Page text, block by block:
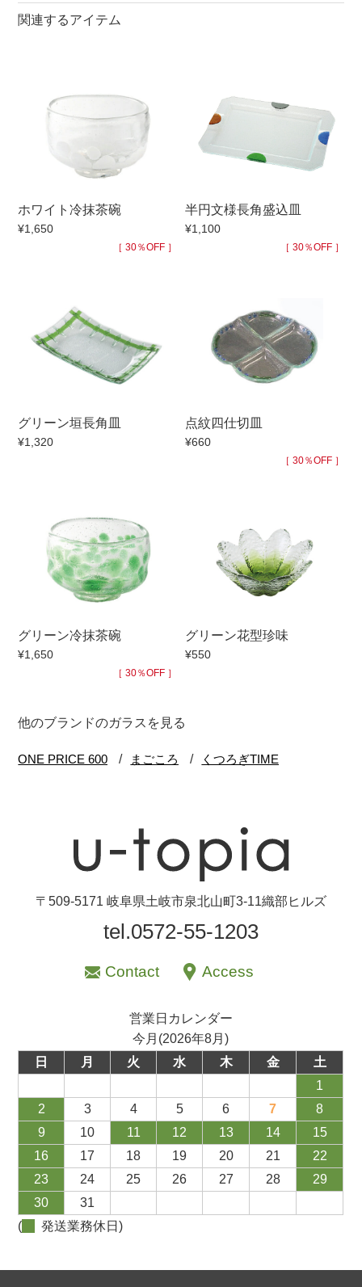
特集
素材
機能性
手ざわり
関連するアイテム
ホワイト冷抹茶碗
¥1,650
［ 30％OFF ］
半円文様長角盛込皿
¥1,100
［ 30％OFF ］
グリーン垣長角皿
¥1,320
点紋四仕切皿
¥660
［ 30％OFF ］
グリーン冷抹茶碗
¥1,650
［ 30％OFF ］
グリーン花型珍味
¥550
他のブランドのガラスを見る
〒509-5171 岐阜県土岐市泉北山町3-11織部ヒルズ
tel.0572-55-1203
Contact Access
営業日カレンダー
今月(2026年8月)
日
月 火 水 木 金
土
1
2
3 4 5 6 7
8
9
10 11 12 13 14
15
16
17 18 19 20 21
22
23
24 25 26 27 28
29
30
31
(
発送業務休日)